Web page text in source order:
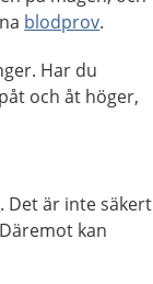
blodprov.
Har du
och åt höger,
. Det är inte säkert
kan